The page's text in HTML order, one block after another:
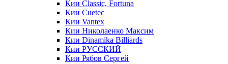
Кии Classic, Fortuna
Кии Cuetec
Кии Vantex
Кии Николаенко Максим
Кии Dinamika Billiards
Кии РУССКИЙ
Кии Рябов Сергей